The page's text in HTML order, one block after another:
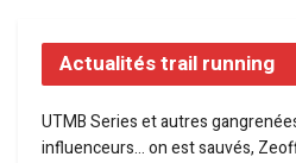
Actualités trail running
UTMB Series et autres
influenceurs… on est sauvés,